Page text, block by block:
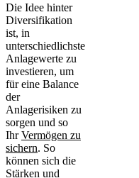
Die Idee hinter
Diversifikation
ist, in
unterschiedlichste
Anlagewerte zu
investieren, um
für eine Balance
der
Anlagerisiken zu
sorgen und so
IhrVermögen zu
sichern. So
können sich die
Stärken und